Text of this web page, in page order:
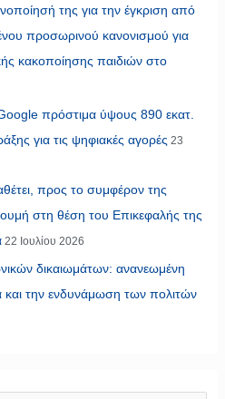
της για την έγκριση από
προσωρινού κανονισμού για
κακοποίησης παιδιών στο
πρόστιμα ύψους 890 εκατ.
για τις ψηφιακές αγορές 23
προς το συμφέρον της
στη θέση του Επικεφαλής της
22 Ιουλίου 2026
δικαιωμάτων: ανανεωμένη
και την ενδυνάμωση των πολιτών